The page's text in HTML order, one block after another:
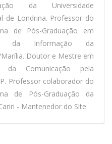
da Universidade
de Londrina. Professor do
de Pós-Graduação em
da Informação da
Marília. Doutor e Mestre em
da Comunicação pela
Professor colaborador do
de Pós-Graduação da
- Mantenedor do Site.